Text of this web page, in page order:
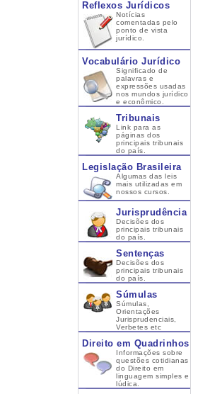
Reflexos Jurídicos
Notícias
comentadas pelo
ponto de vista
jurídico.
Vocabulário Jurídico
Significado de
palavras e
expressões usadas
nos mundos jurídico
e econômico.
Tribunais
Link para as
páginas dos
principais tribunais
do país.
Legislação Brasileira
Algumas das leis
mais utilizadas em
nossos cursos.
Jurisprudência
Decisões dos
principais tribunais
do país.
Sentenças
Decisões dos
principais tribunais
do país.
Súmulas
Súmulas,
Orientações
Jurisprudenciais,
Verbetes etc
Direito em Quadrinhos
Informações sobre
questões cotidianas
do Direito em
linguagem simples e
lúdica.